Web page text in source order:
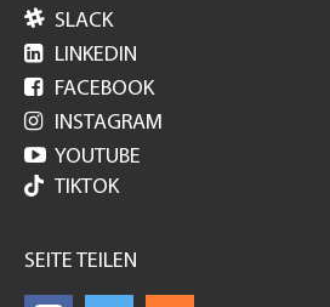
 SLACK
 LINKEDIN
 FACEBOOK
 INSTAGRAM
 YOUTUBE
TIKTOK
SEITE TEILEN